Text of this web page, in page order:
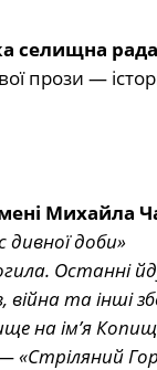
селищна рада
прози —
Михайла
дивної доби»
Останні
війна та інші
на ім’я
«Стріляний